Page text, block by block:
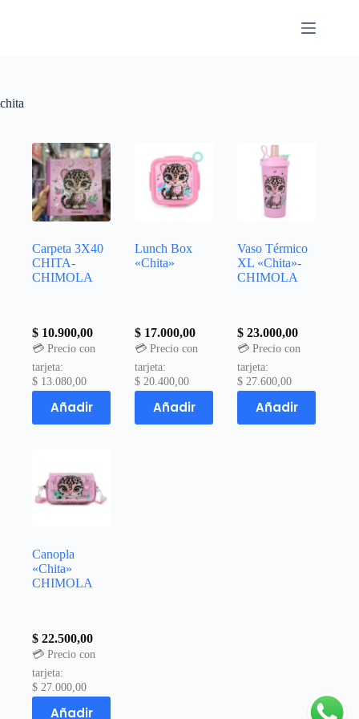
chita
Carpeta 3X40
CHITA-
CHIMOLA
$ 10.900,00
💳 Precio con
tarjeta:
$ 13.080,00
Añadir
Lunch Box
«Chita»
$ 17.000,00
💳 Precio con
tarjeta:
$ 20.400,00
Añadir
Vaso Térmico
XL «Chita»-
CHIMOLA
$ 23.000,00
💳 Precio con
tarjeta:
$ 27.600,00
Añadir
Canopla
«Chita»
CHIMOLA
$ 22.500,00
💳 Precio con
tarjeta:
$ 27.000,00
Añadir